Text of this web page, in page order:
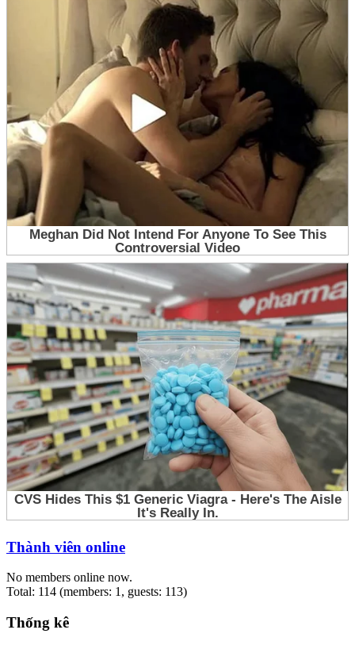
Thành viên online
No members online now.
Total: 114 (members: 1, guests: 113)
Thống kê